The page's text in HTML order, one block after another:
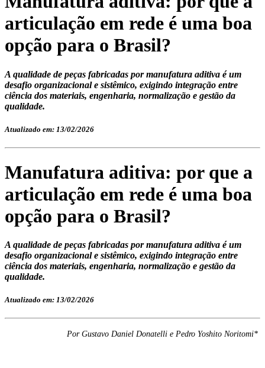
articulação em rede é uma boa
opção para o Brasil?
A qualidade de peças fabricadas por manufatura aditiva é um
desafio organizacional e sistêmico, exigindo integração entre
ciência dos materiais, engenharia, normalização e gestão da
qualidade.
Atualizado em: 13/02/2026
Manufatura aditiva: por que a
articulação em rede é uma boa
opção para o Brasil?
A qualidade de peças fabricadas por manufatura aditiva é um
desafio organizacional e sistêmico, exigindo integração entre
ciência dos materiais, engenharia, normalização e gestão da
qualidade.
Atualizado em: 13/02/2026
Por Gustavo Daniel Donatelli e Pedro Yoshito Noritomi*